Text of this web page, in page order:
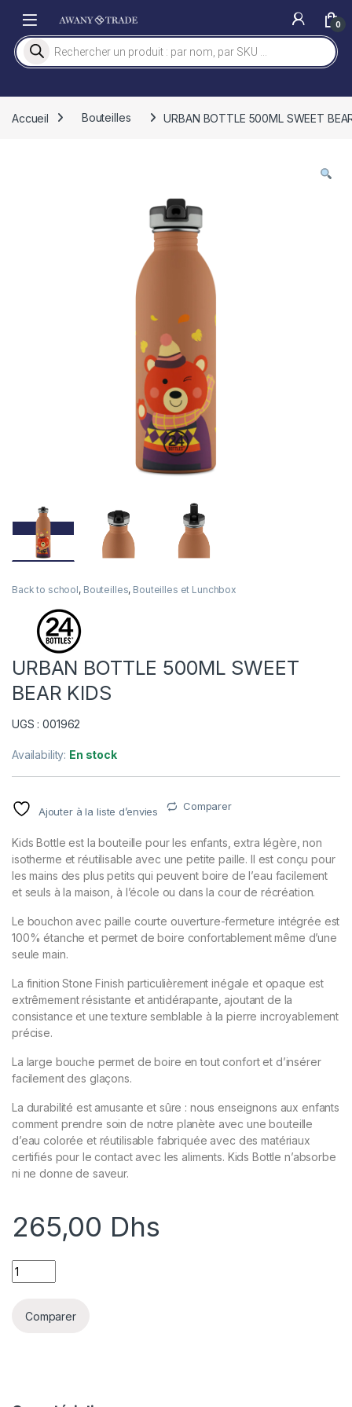
0
Recherche de produits
Accueil Bouteilles URBAN BOTTLE 500ML SWEET
Back to school, Bouteilles, Bouteilles et Lunchbox
URBAN BOTTLE 500ML SWEET
BEAR KIDS
UGS : 001962
Availability: En stock
Ajouter à la liste d’envies Comparer
Kids Bottle est la bouteille pour les enfants, extra légère, non
isotherme et réutilisable avec une petite paille. Il est conçu pour
les mains des plus petits qui peuvent boire de l’eau facilement
et seuls à la maison, à l’école ou dans la cour de récréation.
Le bouchon avec paille courte ouverture-fermeture intégrée est
100% étanche et permet de boire confortablement même d’une
seule main.
La finition Stone Finish particulièrement inégale et opaque est
extrêmement résistante et antidérapante, ajoutant de la
consistance et une texture semblable à la pierre incroyablement
précise.
La large bouche permet de boire en tout confort et d’insérer
facilement des glaçons.
La durabilité est amusante et sûre : nous enseignons aux enfants
comment prendre soin de notre planète avec une bouteille
d’eau colorée et réutilisable fabriquée avec des matériaux
certifiés pour le contact avec les aliments. Kids Bottle n’absorbe
ni ne donne de saveur.
265,00 Dhs
URBAN BOTTLE 500ML SWEET BEAR KIDS quantity
Comparer